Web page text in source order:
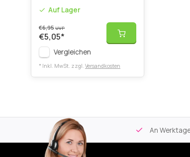
Auf Lager
€6,95UVP
€5,05*
Vergleichen
* Inkl. MwSt. zzgl. Versandkosten
Kostenloser Versand An